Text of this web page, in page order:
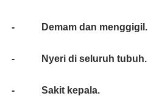
- Demam dan menggigil.
- Nyeri di seluruh tubuh.
- Sakit kepala.